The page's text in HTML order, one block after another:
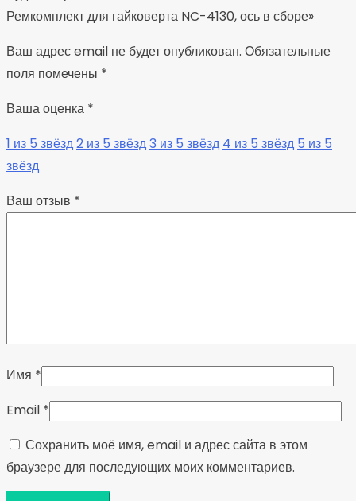
Ремкомплект для гайковерта NC-4130, ось в сборе»
Ваш адрес email не будет опубликован. Обязательные
поля помечены *
Ваша оценка *
1 из 5 звёзд2 из 5 звёзд3 из 5 звёзд 4 из 5 звёзд 5 из 5
звёзд
Ваш отзыв *
Имя *
Email *
Сохранить моё имя, email и адрес сайта в этом
браузере для последующих моих комментариев.